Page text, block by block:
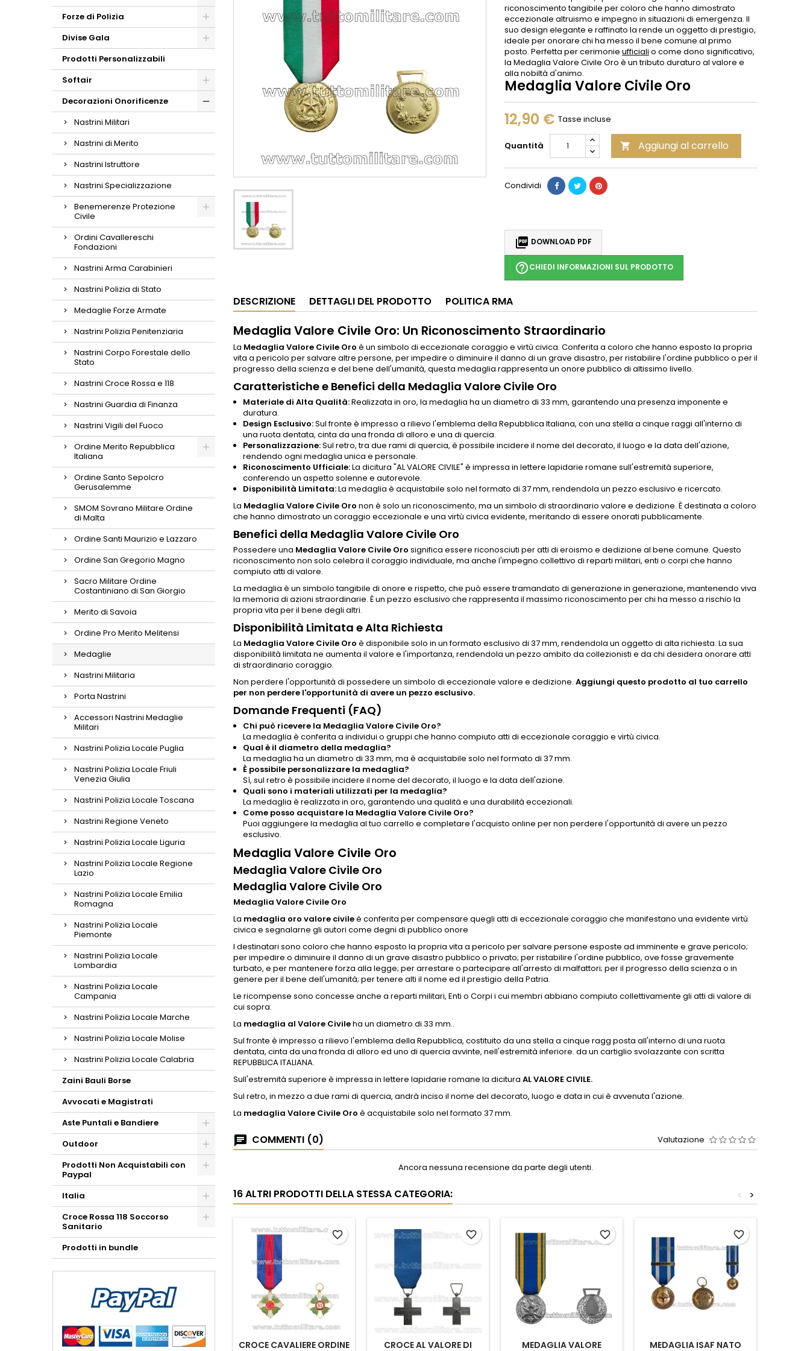
Forze di Polizia
Divise Gala
Prodotti Personalizzabili
Softair
Decorazioni Onorificenze
Nastrini Militari
Nastrini di Merito
Nastrini Istruttore
Nastrini Specializzazione
Benemerenze Protezione
Civile
Ordini Cavallereschi
Fondazioni
Nastrini Arma Carabinieri
Nastrini Polizia di Stato
Medaglie Forze Armate
Nastrini Polizia Penitenziaria
Nastrini Corpo Forestale dello
Stato
Nastrini Croce Rossa e 118
Nastrini Guardia di Finanza
Nastrini Vigili del Fuoco
Ordine Merito Repubblica
Italiana
Ordine Santo Sepolcro
Gerusalemme
SMOM Sovrano Militare Ordine
di Malta
Ordine Santi Maurizio e Lazzaro
Ordine San Gregorio Magno
Sacro Militare Ordine
Costantiniano di San Giorgio
Merito di Savoia
Ordine Pro Merito Melitensi
Medaglie
Nastrini Militaria
Porta Nastrini
Accessori Nastrini Medaglie
Militari
Nastrini Polizia Locale Puglia
Nastrini Polizia Locale Friuli
Venezia Giulia
Nastrini Polizia Locale Toscana
Nastrini Regione Veneto
Nastrini Polizia Locale Liguria
Nastrini Polizia Locale Regione
Lazio
Nastrini Polizia Locale Emilia
Romagna
Nastrini Polizia Locale
Piemonte
Nastrini Polizia Locale
Lombardia
Nastrini Polizia Locale
Campania
Nastrini Polizia Locale Marche
Nastrini Polizia Locale Molise
Nastrini Polizia Locale Calabria
Zaini Bauli Borse
Avvocati e Magistrati
Aste Puntali e Bandiere
Outdoor
Prodotti Non Acquistabili con
Paypal
Italia
Croce Rossa 118 Soccorso
Sanitario
Prodotti in bundle
riconoscimento tangibile per coloro che hanno dimostrato
eccezionale altruismo e impegno in situazioni di emergenza. Il
suo design elegante e raffinato la rende un oggetto di prestigio,
ideale per onorare chi ha messo il bene comune al primo
posto. Perfetta per cerimonie ufficiali o come dono significativo,
la Medaglia Valore Civile Oro è un tributo duraturo al valore e
alla nobiltà d'animo.
Medaglia Valore Civile Oro
12,90 € Tasse incluse
Quantità  Aggiungi al carrello
Condividi
 DOWNLOAD PDF
help_outlineCHIEDI INFORMAZIONI SUL PRODOTTO
DESCRIZIONE DETTAGLI DEL PRODOTTO POLITICA RMA
Medaglia Valore Civile Oro: Un Riconoscimento Straordinario
La Medaglia Valore Civile Oro è un simbolo di eccezionale coraggio e virtù civica. Conferita a coloro che hanno esposto la propria
vita a pericolo per salvare altre persone, per impedire o diminuire il danno di un grave disastro, per ristabilire l'ordine pubblico o per il
progresso della scienza e del bene dell'umanità, questa medaglia rappresenta un onore pubblico di altissimo livello.
Caratteristiche e Benefici della Medaglia Valore Civile Oro
Materiale di Alta Qualità:Realizzata in oro, la medaglia ha un diametro di 33 mm, garantendo una presenza imponente e
duratura.
Design Esclusivo:Sul fronte è impresso a rilievo l'emblema della Repubblica Italiana, con una stella a cinque raggi all'interno di
una ruota dentata, cinta da una fronda di alloro e una di quercia.
Personalizzazione:Sul retro, tra due rami di quercia, è possibile incidere il nome del decorato, il luogo e la data dell'azione,
rendendo ogni medaglia unica e personale.
Riconoscimento Ufficiale:La dicitura "AL VALORE CIVILE" è impressa in lettere lapidarie romane sull'estremità superiore,
conferendo un aspetto solenne e autorevole.
Disponibilità Limitata:La medaglia è acquistabile solo nel formato di 37 mm, rendendola un pezzo esclusivo e ricercato.
La Medaglia Valore Civile Oro non è solo un riconoscimento, ma un simbolo di straordinario valore e dedizione. È destinata a coloro
che hanno dimostrato un coraggio eccezionale e una virtù civica evidente, meritando di essere onorati pubblicamente.
Benefici della Medaglia Valore Civile Oro
Possedere una Medaglia Valore Civile Oro significa essere riconosciuti per atti di eroismo e dedizione al bene comune. Questo
riconoscimento non solo celebra il coraggio individuale, ma anche l'impegno collettivo di reparti militari, enti o corpi che hanno
compiuto atti di valore.
La medaglia è un simbolo tangibile di onore e rispetto, che può essere tramandato di generazione in generazione, mantenendo viva
la memoria di azioni straordinarie. È un pezzo esclusivo che rappresenta il massimo riconoscimento per chi ha messo a rischio la
propria vita per il bene degli altri.
Disponibilità Limitata e Alta Richiesta
La Medaglia Valore Civile Oro è disponibile solo in un formato esclusivo di 37 mm, rendendola un oggetto di alta richiesta. La sua
disponibilità limitata ne aumenta il valore e l'importanza, rendendola un pezzo ambito da collezionisti e da chi desidera onorare atti
di straordinario coraggio.
Non perdere l'opportunità di possedere un simbolo di eccezionale valore e dedizione. Aggiungi questo prodotto al tuo carrello
per non perdere l'opportunità di avere un pezzo esclusivo.
Domande Frequenti (FAQ)
Chi può ricevere la Medaglia Valore Civile Oro?
La medaglia è conferita a individui o gruppi che hanno compiuto atti di eccezionale coraggio e virtù civica.
Qual è il diametro della medaglia?
La medaglia ha un diametro di 33 mm, ma è acquistabile solo nel formato di 37 mm.
È possibile personalizzare la medaglia?
Sì, sul retro è possibile incidere il nome del decorato, il luogo e la data dell'azione.
Quali sono i materiali utilizzati per la medaglia?
La medaglia è realizzata in oro, garantendo una qualità e una durabilità eccezionali.
Come posso acquistare la Medaglia Valore Civile Oro?
Puoi aggiungere la medaglia al tuo carrello e completare l'acquisto online per non perdere l'opportunità di avere un pezzo
esclusivo.
Medaglia Valore Civile Oro
Medaglia Valore Civile Oro
Medaglia Valore Civile Oro
Medaglia Valore Civile Oro
La medaglia oro valore civileè conferita per compensare quegli atti di eccezionale coraggio che manifestano una evidente virtù
civica e segnalarne gli autori come degni di pubblico onore
I destinatari sono coloro che hanno esposto la propria vita a pericolo per salvare persone esposte ad imminente e grave pericolo;
per impedire o diminuire il danno di un grave disastro pubblico o privato; per ristabilire l'ordine pubblico, ove fosse gravemente
turbato, e per mantenere forza alla legge; per arrestare o partecipare all'arresto di malfattori; per il progresso della scienza o in
genere per il bene dell'umanità; per tenere alti il nome ed il prestigio della Patria.
Le ricompense sono concesse anche a reparti militari, Enti o Corpi i cui membri abbiano compiuto collettivamente gli atti di valore di
cui sopra.
La medaglia al Valore Civileha un diametro di 33 mm..
Sul fronte è impresso a rilievo l'emblema della Repubblica, costituito da una stella a cinque ragg posta all'interno di una ruota
dentata, cinta da una fronda di alloro ed uno di quercia avvinte, nell'estremità inferiore. da un cartiglio svolazzante con scritta
REPUBBLICA ITALIANA.
Sull'estremità superiore è impressa in lettere lapidarie romane la dicitura AL VALORE CIVILE.
Sul retro, in mezzo a due rami di quercia, andrà inciso il nome del decorato, luogo e data in cui è avvenuta l'azione.
La medaglia Valore Civile Oro è acquistabile solo nel formato 37 mm.
COMMENTI (0) Valutazione
Ancora nessuna recensione da parte degli utenti.
16 ALTRI PRODOTTI DELLA STESSA CATEGORIA: >
<
CROCE CAVALIERE ORDINE
favorite_border
CROCE AL VALORE DI
favorite_border
MEDAGLIA VALORE
favorite_border
MEDAGLIA ISAF NATO
favorite_border